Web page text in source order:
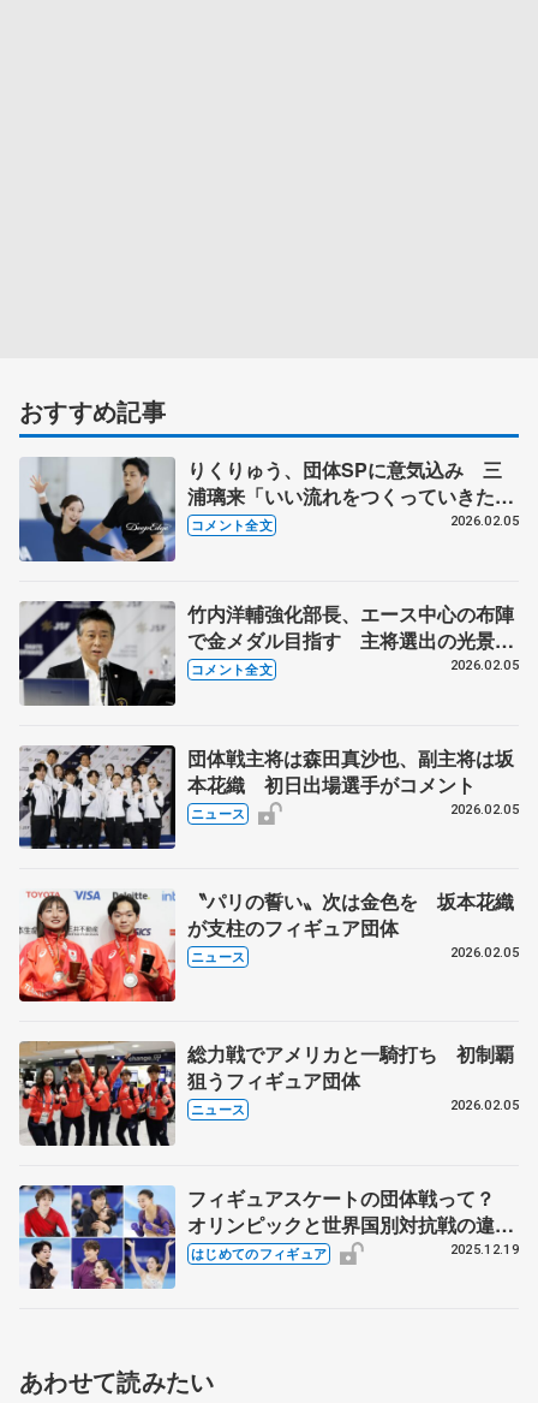
おすすめ記事
りくりゅう、団体SPに意気込み 三
浦璃来「いい流れをつくっていきた
い」 【ミラノ五輪団体メンバー発表
コメント全文 2026.02.05
竹内洋輔強化部長、エース中心の布陣
で金メダル目指す 主将選出の光景は
配信で…【ミラノ五輪団体メンバー発
コメント全文 2026.02.05
団体戦主将は森田真沙也、副主将は坂
本花織 初日出場選手がコメント
ニュース 2026.02.05
〝パリの誓い〟次は金色を 坂本花織
が支柱のフィギュア団体
ニュース 2026.02.05
総力戦でアメリカと一騎打ち 初制覇
狙うフィギュア団体
ニュース 2026.02.05
フィギュアスケートの団体戦って？
オリンピックと世界国別対抗戦の違い
を解説
はじめてのフィギュア 2025.12.19
あわせて読みたい